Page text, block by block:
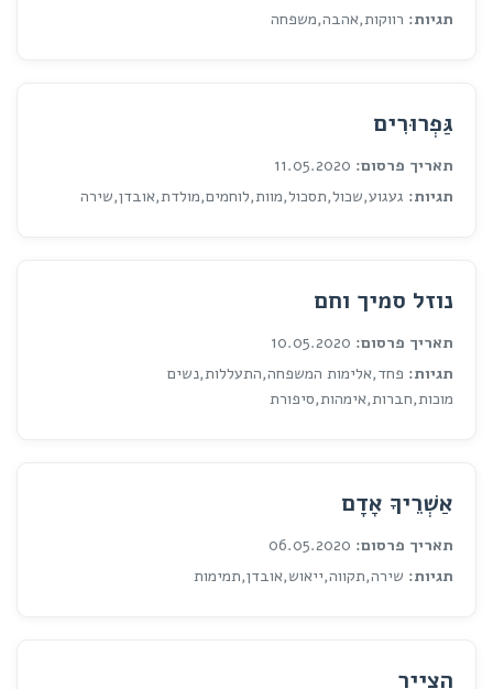
תגיות: רווקות,אהבה,משפחה
גַּפְרוּרִים
תאריך פרסום:
תגיות: געגוע,שכול,תסכול,מוות,לוחמים,מולדת,אובדן,שירה
נוזל סמיך וחם
תאריך פרסום:
תגיות: פחד,אלימות המשפחה,התעללות,נשים
מוכות,חברות,אימהות,סיפורת
אַשְׁרֵיךָ אָדָם
תאריך פרסום:
תגיות: שירה,תקווה,ייאוש,אובדן,תמימות
הצייר